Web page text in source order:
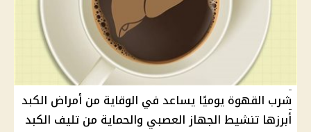
شرب القهوة يوميًا يساعد في الوقاية من أمراض الكبد
أبرزها تنشيط الجهاز العصبي والحماية من تليف الكبد